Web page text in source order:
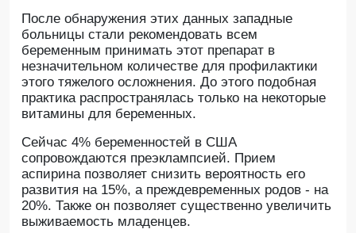
После обнаружения этих данных западные
больницы стали рекомендовать всем
беременным принимать этот препарат в
незначительном количестве для профилактики
этого тяжелого осложнения. До этого подобная
практика распространялась только на некоторые
витамины для беременных.
Сейчас 4% беременностей в США
сопровождаются преэклампсией. Прием
аспирина позволяет снизить вероятность его
развития на 15%, а преждевременных родов - на
20%. Также он позволяет существенно увеличить
выживаемость младенцев.